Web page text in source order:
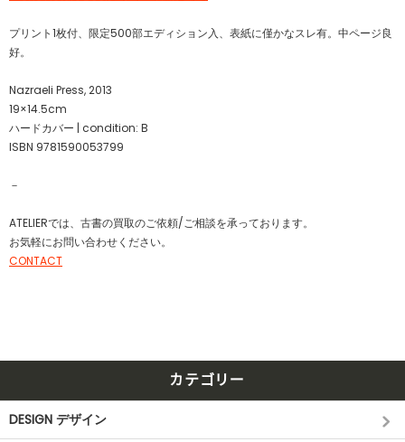
プリント1枚付、限定500部エディション入、表紙に僅かなスレ有。中ページ良
好。
Nazraeli Press, 2013
19×14.5cm
ハードカバー | condition: B
ISBN 9781590053799
－
ATELIERでは、古書の買取のご依頼/ご相談を承っております。
お気軽にお問い合わせください。
CONTACT
カテゴリー
DESIGN デザイン